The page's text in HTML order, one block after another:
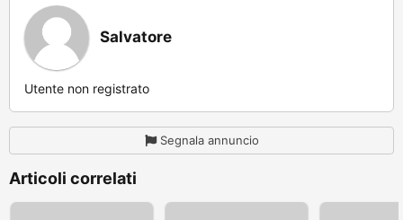
Salvatore
Utente non registrato
Segnala annuncio
Articoli correlati